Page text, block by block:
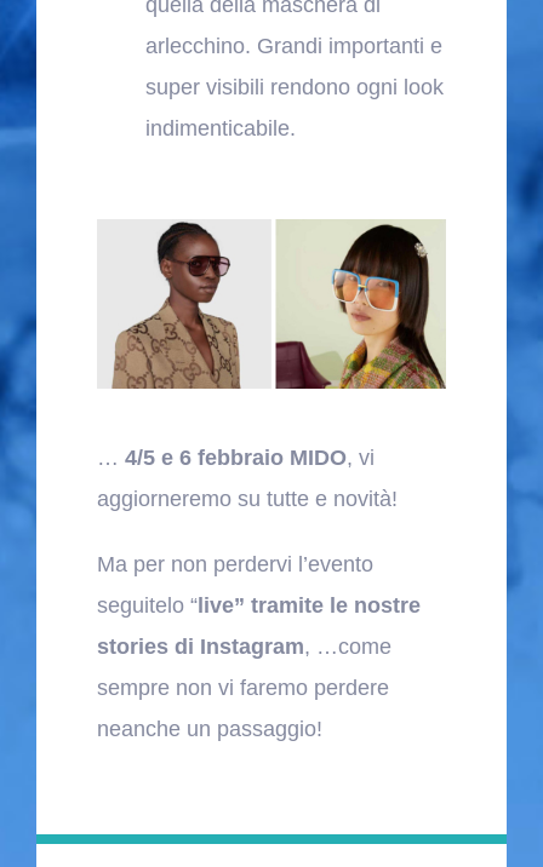
quella della maschera di
arlecchino. Grandi importanti e
super visibili rendono ogni look
indimenticabile.
… 4/5 e 6 febbraio MIDO, vi
aggiorneremo su tutte e novità!
Ma per non perdervi l’evento
seguitelo “live” tramite le nostre
stories di Instagram, …come
sempre non vi faremo perdere
neanche un passaggio!